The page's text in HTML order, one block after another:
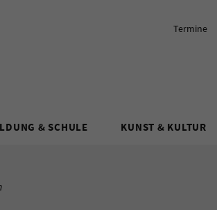
Termine
& SCHULE KUNST & KULTUR